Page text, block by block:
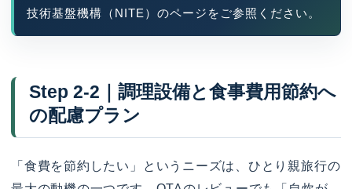
技術基盤機構（NITE）のページをご参照ください。
Step 2-2｜調理設備と食事費用節約へ
の配慮プラン
「食費を節約したい」というニーズは、ひとり親旅行の